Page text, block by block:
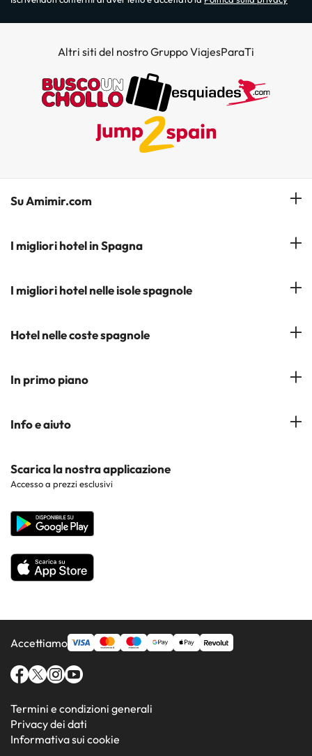
Altri siti del nostro Gruppo ViajesParaTi
Su Amimir.com
Il Nostro Team
Iscrivetevi alla nostra newsletter
I migliori hotel in Spagna
Hotel a Salou
Hotel a Cádiz
I migliori hotel nelle isole spagnole
Hotel a Tenerife
Hotel a Maiorca
Hotel nelle coste spagnole
Costa del Sol
Costa Brava
Costa de la Luz
In primo piano
Hotel nelle città più popolari
Hotel nelle regioni più popolari
Tutti gli hotel
Info e aiuto
Contattaci
Sito corporate
Scarica la nostra applicazione
Accesso a prezzi esclusivi
Accettiamo
Termini e condizioni generali
Privacy dei dati
Informativa sui cookie